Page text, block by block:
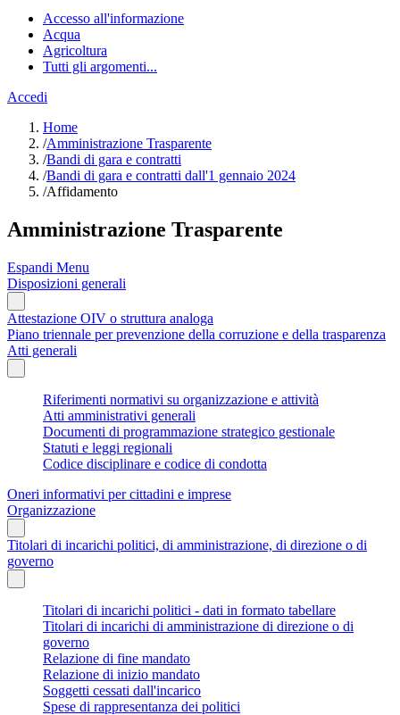
Accesso all'informazione
Acqua
Agricoltura
Tutti gli argomenti...
Accedi
Home
/Amministrazione Trasparente
/Bandi di gara e contratti
/Bandi di gara e contratti dall'1 gennaio 2024
/Affidamento
Amministrazione Trasparente
Espandi Menu
Disposizioni generali
Attestazione OIV o struttura analoga
Piano triennale per prevenzione della corruzione e della trasparenza
Atti generali
Riferimenti normativi su organizzazione e attività
Atti amministrativi generali
Documenti di programmazione strategico gestionale
Statuti e leggi regionali
Codice disciplinare e codice di condotta
Oneri informativi per cittadini e imprese
Organizzazione
Titolari di incarichi politici, di amministrazione, di direzione o di
governo
Titolari di incarichi politici - dati in formato tabellare
Titolari di incarichi di amministrazione di direzione o di
governo
Relazione di fine mandato
Relazione di inizio mandato
Soggetti cessati dall'incarico
Spese di rappresentanza dei politici